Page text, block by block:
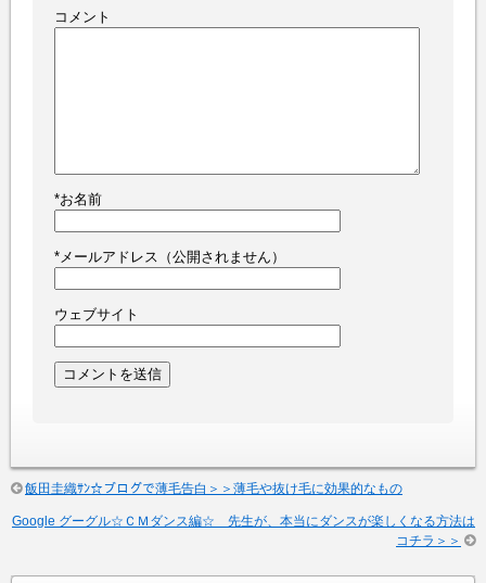
コメント
*お名前
*メールアドレス（公開されません）
ウェブサイト
飯田圭織ｻﾝ☆ブログで薄毛告白＞＞薄毛や抜け毛に効果的なもの
Google グーグル☆ＣＭダンス編☆ 先生が、本当にダンスが楽しくなる方法は
コチラ＞＞